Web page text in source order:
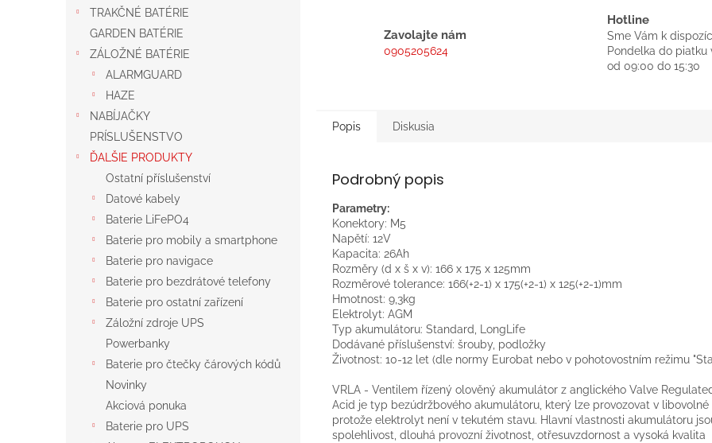
TRAKČNÉ BATÉRIE
GARDEN BATÉRIE
ZÁLOŽNÉ BATÉRIE
ALARMGUARD
HAZE
NABÍJAČKY
PRÍSLUŠENSTVO
ĎALŠIE PRODUKTY
Ostatní příslušenství
Datové kabely
Baterie LiFePO4
Baterie pro mobily a smartphone
Baterie pro navigace
Baterie pro bezdrátové telefony
Baterie pro ostatní zařízení
Záložní zdroje UPS
Powerbanky
Baterie pro čtečky čárových kódů
Novinky
Akciová ponuka
Baterie pro UPS
Zavolajte nám
0905205624
Hotline
Sme Vám k
Pondelka do piatku
od 09:00 do 15:30
Popis Diskusia
Podrobný popis
Parametry:
Konektory: M5
Napětí: 12V
Kapacita: 26Ah
Rozměry (d x š x v): 166 x 175 x 125mm
Rozměrové tolerance: 166(+2-1) x 175(+2-1) x 125(+2-1)mm
Hmotnost: 9,3kg
Elektrolyt: AGM
Typ akumulátoru: Standard, LongLife
Dodávané příslušenství: šrouby, podložky
Životnost: 10-12 let (dle normy Eurobat nebo v pohotovostním režimu
VRLA - Ventilem řízený olověný akumulátor z anglického Valve
Acid je typ bezúdržbového akumulátoru, který lze provozovat v libovolné
protože elektrolyt není v tekutém stavu. Hlavní vlastnosti akumulátoru
spolehlivost, dlouhá provozní životnost, otřesuvzdornost a vysoká kvalita